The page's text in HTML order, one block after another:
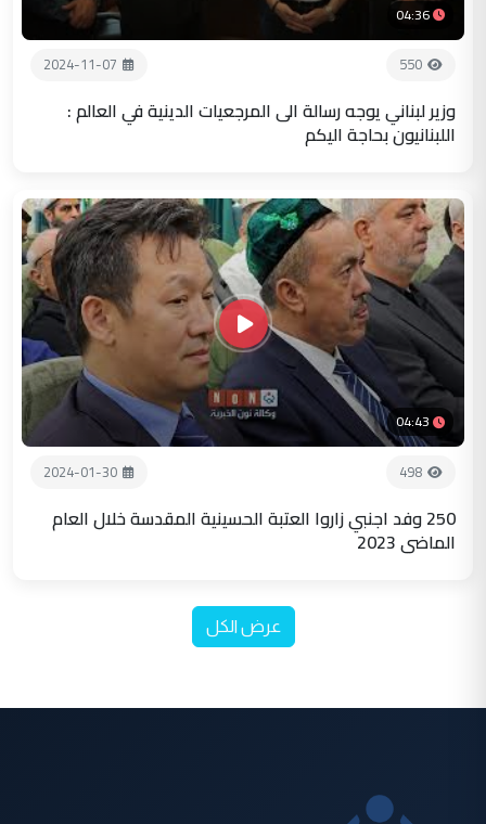
04:36
550
2024-11-07
وزير لبناني يوجه رسالة الى المرجعيات الدينية في العالم :
اللبنانيون بحاجة اليكم
04:43
498
2024-01-30
250 وفد اجنبي زاروا العتبة الحسينية المقدسة خلال العام
الماضي 2023
عرض الكل